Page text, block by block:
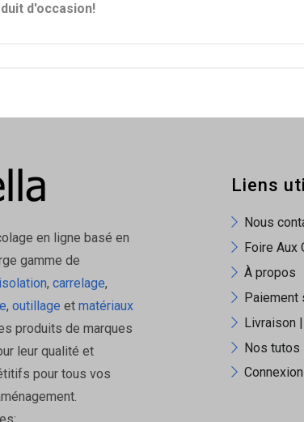
d'occasion!
en ligne basé en
gamme de
isolation, carrelage,
, outillage et matériaux
produits de marques
leur qualité et
pour tous vos
Liens
Nous
Foire Aux
À propos
Paiement
Livraison
Nos tutos